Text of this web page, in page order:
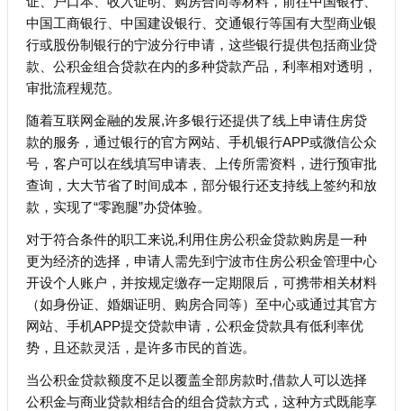
中国工商银行、中国建设银行、交通银行等国有大型商业银
行或股份制银行的宁波分行申请，这些银行提供包括商业贷
款、公积金组合贷款在内的多种贷款产品，利率相对透明，
审批流程规范。
随着互联网金融的发展,许多银行还提供了线上申请住房贷
款的服务，通过银行的官方网站、手机银行APP或微信公众
号，客户可以在线填写申请表、上传所需资料，进行预审批
查询，大大节省了时间成本，部分银行还支持线上签约和放
款，实现了“零跑腿”办贷体验。
对于符合条件的职工来说,利用住房公积金贷款购房是一种
更为经济的选择，申请人需先到宁波市住房公积金管理中心
开设个人账户，并按规定缴存一定期限后，可携带相关材料
（如身份证、婚姻证明、购房合同等）至中心或通过其官方
网站、手机APP提交贷款申请，公积金贷款具有低利率优
势，且还款灵活，是许多市民的首选。
当公积金贷款额度不足以覆盖全部房款时,借款人可以选择
公积金与商业贷款相结合的组合贷款方式，这种方式既能享